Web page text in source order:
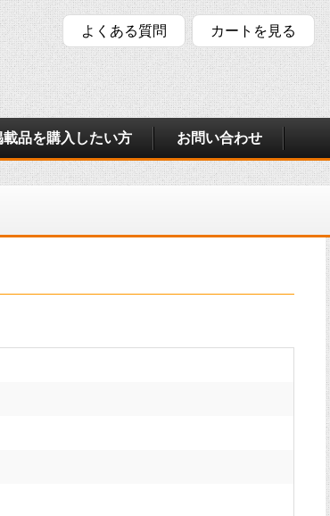
よくある質問 カートを見る
載品を購入したい方 お問い合わせ